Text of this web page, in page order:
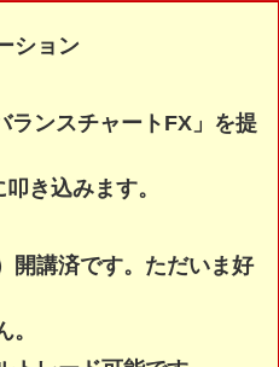
ション
ランスチャートFX」を提
き込みます。
開講済です。ただいま好